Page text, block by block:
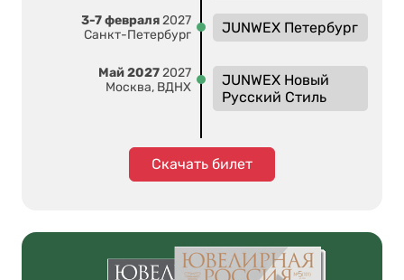
3-7 февраля2027
Санкт-Петербург
JUNWEX Петербург
Май 20272027
Москва, ВДНХ
JUNWEX Новый
Русский Стиль
Скачать билет